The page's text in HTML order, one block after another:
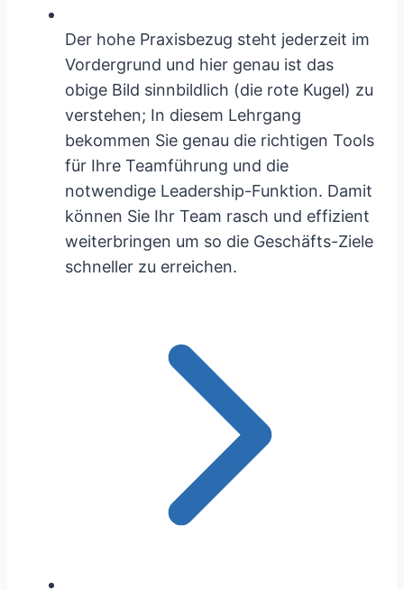
Der hohe Praxisbezug steht jederzeit im
Vordergrund und hier genau ist das
obige Bild sinnbildlich (die rote Kugel) zu
verstehen; In diesem Lehrgang
bekommen Sie genau die richtigen Tools
für Ihre Teamführung und die
notwendige Leadership-Funktion. Damit
können Sie Ihr Team rasch und effizient
weiterbringen um so die Geschäfts-Ziele
schneller zu erreichen.